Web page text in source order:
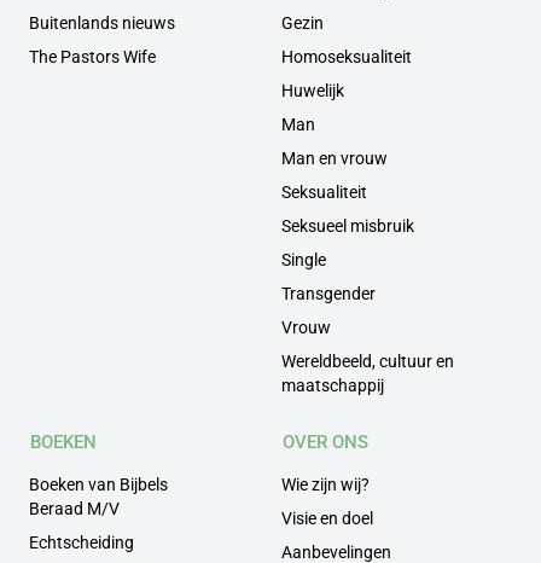
Buitenlands nieuws
The Pastors Wife
Gezin
Homoseksualiteit
Huwelijk
Man
Man en vrouw
Seksualiteit
Seksueel misbruik
Single
Transgender
Vrouw
Wereldbeeld, cultuur en
maatschappij
BOEKEN
Boeken van Bijbels
Beraad M/V
Echtscheiding
OVER ONS
Wie zijn wij?
Visie en doel
Aanbevelingen